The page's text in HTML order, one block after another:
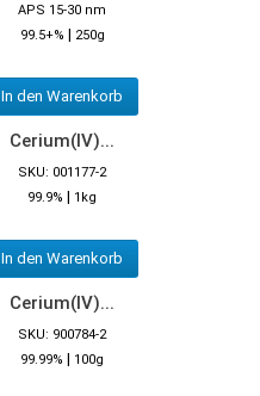
APS 15-30 nm
99.5+% | 250g
In den Warenkorb
Cerium(IV)...
SKU: 001177-2
99.9% | 1kg
In den Warenkorb
Cerium(IV)...
SKU: 900784-2
99.99% | 100g